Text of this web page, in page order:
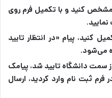
کنید و با تکمیل فرم روی
کنید، پیام «در انتظار تایید
می‌شود.
دانشگاه تایید شد، پیامک
فرم ثبت نام وارد کردید، ارسال